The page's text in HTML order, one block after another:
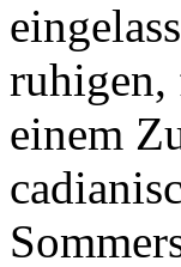
ruhigen,
einem